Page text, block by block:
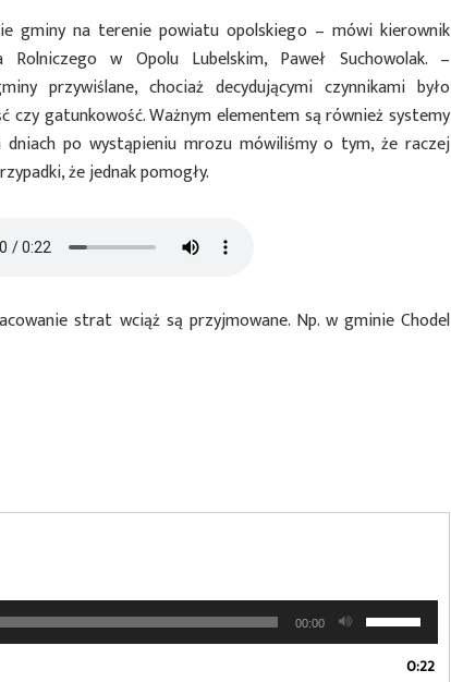
gminy na terenie powiatu opolskiego – mówi kierownik
Rolniczego w Opolu Lubelskim, Paweł Suchowolak. –
przywiślane, chociaż decydującymi czynnikami było
czy gatunkowość. Ważnym elementem są również systemy
dniach po wystąpieniu mrozu mówiliśmy o tym, że raczej
że jednak pomogły.
strat wciąż są przyjmowane. Np. w gminie Chodel
00:00
strzałek
0:22